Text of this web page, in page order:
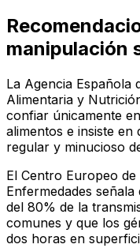
manipulación
La Agencia Española
Alimentaria y
confiar únicamente
alimentos e insiste en
regular y minucioso
El Centro Europeo
Enfermedades
del 80% de la
comunes y que los
dos horas en